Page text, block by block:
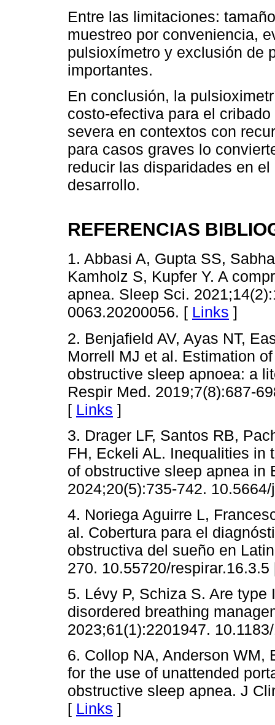
Entre las limitaciones:
muestreo por conveniencia,
pulsioxímetro y exclusión de
importantes.
En conclusión, la
costo-efectiva para el
severa en contextos con
para casos graves lo
reducir las disparidades en
desarrollo.
REFERENCIAS
1. Abbasi A, Gupta SS,
Kamholz S, Kupfer Y. A
apnea. Sleep Sci.
0063.20200056. [ Links ]
2. Benjafield AV, Ayas NT,
Morrell MJ et al. Estimation
obstructive sleep apnoea: a
Respir Med. 2019;7(8):687-
[ Links ]
3. Drager LF, Santos RB,
FH, Eckeli AL. Inequalities in
of obstructive sleep apnea in
2024;20(5):735-742.
4. Noriega Aguirre L,
al. Cobertura para el
obstructiva del sueño en
270. 10.55720/
5. Lévy P, Schiza S. Are
disordered breathing
2023;61(1):2201947.
6. Collop NA, Anderson WM,
for the use of unattended
obstructive sleep apnea. J
[ Links ]